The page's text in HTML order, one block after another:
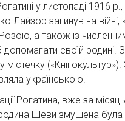
у листопаді 1916 р.,
Лайзор загинув на
а також із
своїй родині.
українською.
Рогатина, вже за
Шеви змушена